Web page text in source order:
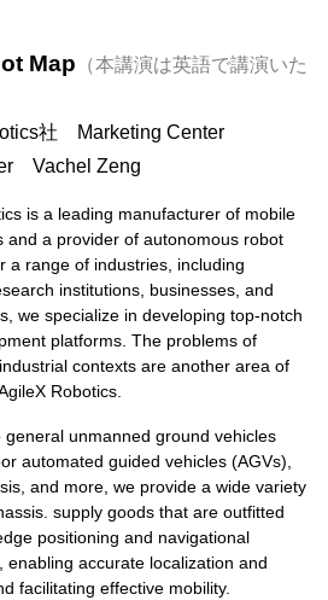
Map （本講演は英語で講演いた
社 Marketing Center
Vachel Zeng
is a leading manufacturer of mobile
and a provider of autonomous robot
a range of industries, including
institutions, businesses, and
we specialize in developing top-notch
platforms. The problems of
contexts are another area of
Robotics.
general unmanned ground vehicles
automated guided vehicles (AGVs),
and more, we provide a wide variety
supply goods that are outfitted
positioning and navigational
enabling accurate localization and
facilitating effective mobility.